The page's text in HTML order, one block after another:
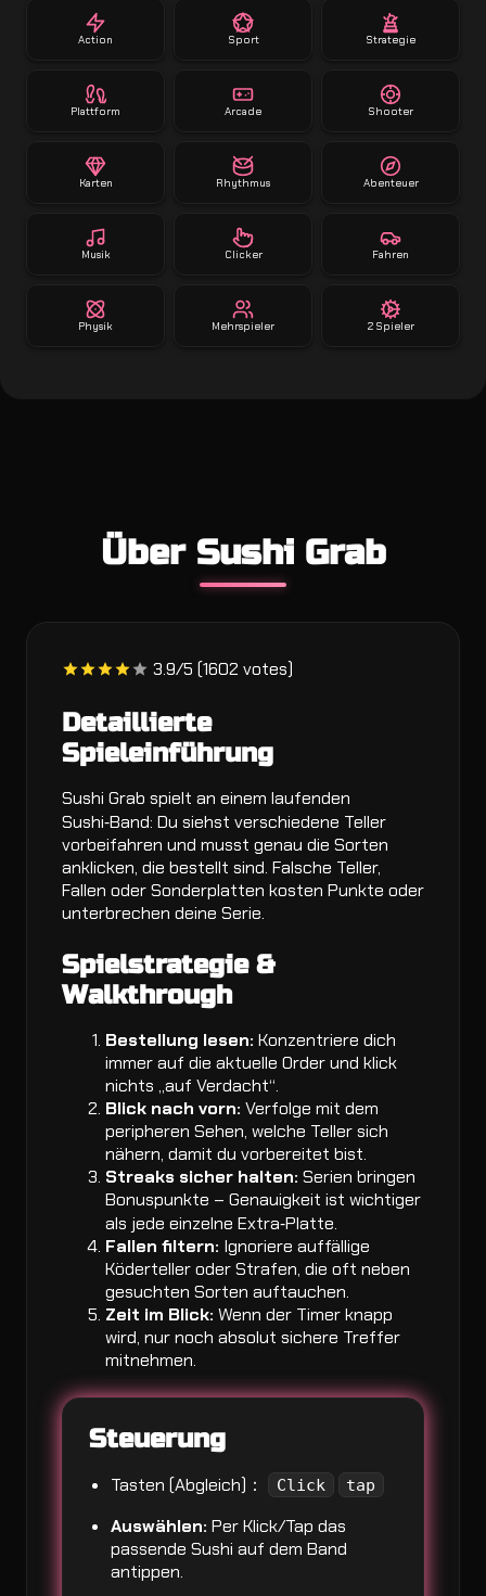
Action Sport Strategie
Plattform Arcade Shooter
Karten Rhythmus Abenteuer
Musik Clicker Fahren
Physik Mehrspieler 2 Spieler
Über Sushi Grab
3.9/5 (1602 votes)
Detaillierte
Spieleinführung
Sushi Grab spielt an einem laufenden
Sushi‑Band: Du siehst verschiedene Teller
vorbeifahren und musst genau die Sorten
anklicken, die bestellt sind. Falsche Teller,
Fallen oder Sonderplatten kosten Punkte oder
unterbrechen deine Serie.
Spielstrategie &
Walkthrough
Bestellung lesen: Konzentriere dich
immer auf die aktuelle Order und klick
nichts „auf Verdacht“.
Blick nach vorn: Verfolge mit dem
peripheren Sehen, welche Teller sich
nähern, damit du vorbereitet bist.
Streaks sicher halten: Serien bringen
Bonuspunkte – Genauigkeit ist wichtiger
als jede einzelne Extra‑Platte.
Fallen filtern: Ignoriere auffällige
Köderteller oder Strafen, die oft neben
gesuchten Sorten auftauchen.
Zeit im Blick: Wenn der Timer knapp
wird, nur noch absolut sichere Treffer
mitnehmen.
Steuerung
Tasten (Abgleich)： Click tap
Auswählen: Per Klick/Tap das
passende Sushi auf dem Band
antippen.